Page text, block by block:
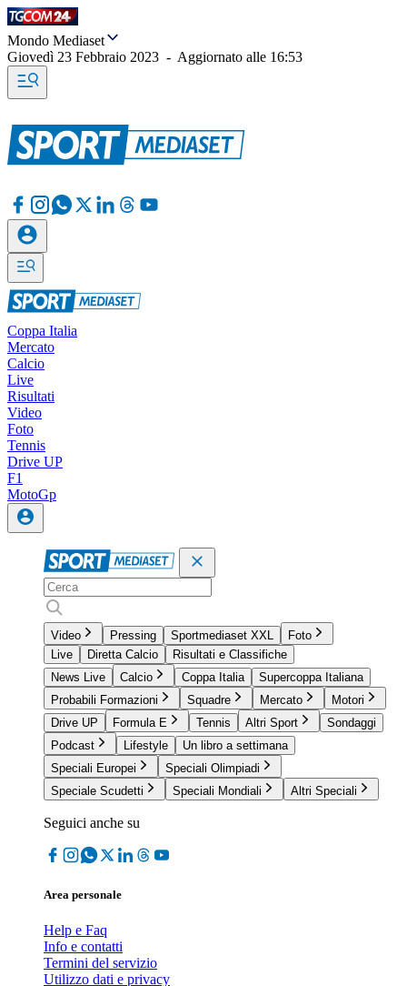
Mondo Mediaset
Giovedì 23 Febbraio 2023 - Aggiornato alle 16:53
Coppa Italia
Mercato
Calcio
Live
Risultati
Video
Foto
Tennis
Drive UP
F1
MotoGp
Video Pressing Sportmediaset XXL
Foto
Live
Diretta Calcio
Risultati e Classifiche
News Live
Calcio Coppa Italia
Supercoppa Italiana
Probabili Formazioni
Squadre Mercato
Motori
Drive UP
Formula E Tennis Altri Sport
Sondaggi
Podcast
Lifestyle
Un libro a settimana
Speciali Europei
Speciali Olimpiadi
Speciale Scudetti
Speciali Mondiali Altri Speciali
Seguici anche su
Area personale
Help e Faq
Info e contatti
Termini del servizio
Utilizzo dati e privacy